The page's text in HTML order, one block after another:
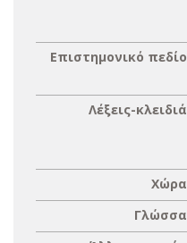
Επιστημονικό πεδίο
Λέξεις-κλειδιά
Χώρα
Γλώσσα